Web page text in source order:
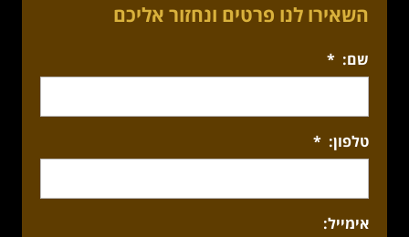
השאירו לנו פרטים ונחזור אליכם
שם: *
טלפון: *
אימייל: